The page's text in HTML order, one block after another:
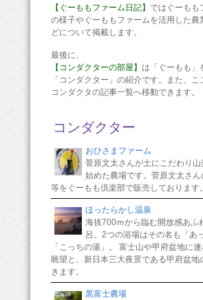
【ぐーももファーム日記】 ではぐーもも
の様子やぐーももファームを活用した農
どについて掲載します。
最後に、
【コンダクターの部屋】 は「ぐーもも」
「コンダクター」の紹介です。また、
コンダクタの記事一覧へ移動できます。
コンダクター
おひさまファーム
菅原文太さんが土にこだわり山
始めた農場です。菅原文太さん
等をぐーもも倶楽部で販売しております。
ほったらかし温泉
海抜700ｍから臨む開放感あふ
呂。2つの浴場はその名も「あ
「こっちの湯」。 富士山や甲府盆地に
眺望と、新日本三大夜景である甲府盆地
きます。
黒富士農場